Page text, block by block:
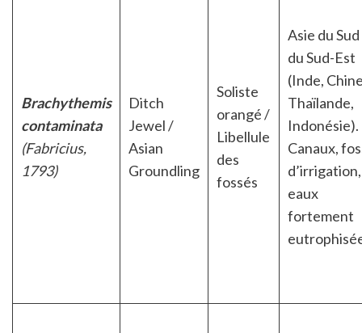
Brachythemis
contaminata
(Fabricius,
1793)
Ditch
Jewel /
Asian
Groundling
Soliste
orangé /
Libellule
des
fossés
Asie du
du Sud-Est
(Inde,
Thaïlande,
Indonésie).
Canaux,
d’irrigation,
eaux
fortement